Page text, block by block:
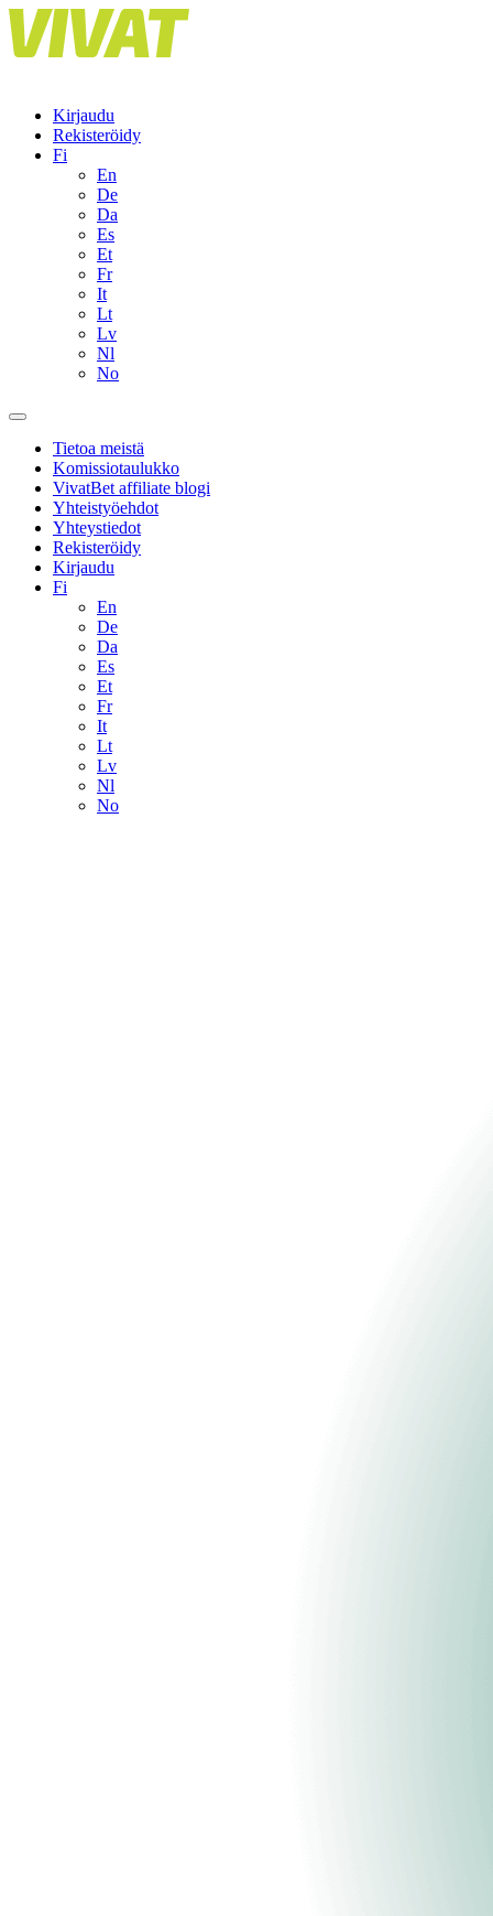
Skip
to
content
Kirjaudu
Rekisteröidy
Fi
En
De
Da
Es
Et
Fr
It
Lt
Lv
Nl
No
Tietoa meistä
Komissiotaulukko
VivatBet affiliate blogi
Yhteistyöehdot
Yhteystiedot
Rekisteröidy
Kirjaudu
Fi
En
De
Da
Es
Et
Fr
It
Lt
Lv
Nl
No